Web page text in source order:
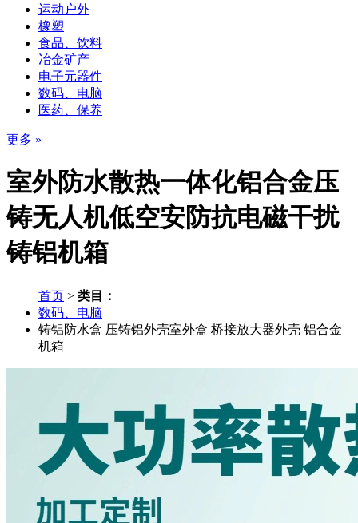
运动户外
橡塑
食品、饮料
冶金矿产
电子元器件
数码、电脑
医药、保养
更多 »
室外防水散热一体化铝合金压
铸无人机低空安防抗电磁干扰
铸铝机箱
首页 > 类目：
数码、电脑
铸铝防水盒 压铸铝外壳室外盒 桥接放大器外壳 铝合金
机箱